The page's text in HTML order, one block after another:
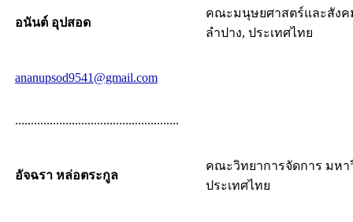
อนันต์ อุปสอด
คณะมนุษยศาสตร์และสัง
ลำปาง, ประเทศไทย
ananupsod9541@gmail.com
....................................................
อัจฉรา หล่อตระกูล
คณะวิทยาการจัดการ มห
ประเทศไทย